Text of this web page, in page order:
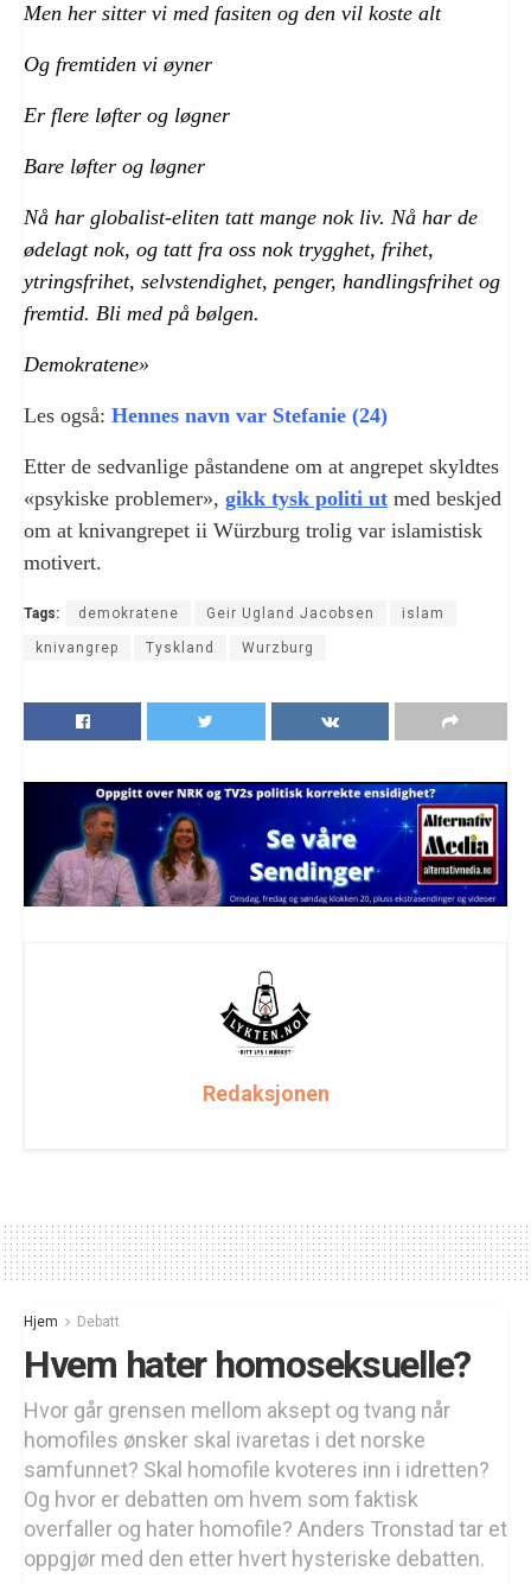
Men her sitter vi med fasiten og den vil koste alt
Og fremtiden vi øyner
Er flere løfter og løgner
Bare løfter og løgner
Nå har globalist-eliten tatt mange nok liv. Nå har de
ødelagt nok, og tatt fra oss nok trygghet, frihet,
ytringsfrihet, selvstendighet, penger, handlingsfrihet og
fremtid. Bli med på bølgen.
Demokratene»
Les også: Hennes navn var Stefanie (24)
Etter de sedvanlige påstandene om at angrepet skyldtes
«psykiske problemer», gikk tysk politi ut med beskjed
om at knivangrepet ii Würzburg trolig var islamistisk
motivert.
Tags: demokratene Geir Ugland Jacobsen islam
knivangrep Tyskland Wurzburg
Redaksjonen
Hjem Debatt
Hvem hater homoseksuelle?
Hvor går grensen mellom aksept og tvang når
homofiles ønsker skal ivaretas i det norske
samfunnet? Skal homofile kvoteres inn i idretten?
Og hvor er debatten om hvem som faktisk
overfaller og hater homofile? Anders Tronstad tar et
oppgjør med den etter hvert hysteriske debatten.